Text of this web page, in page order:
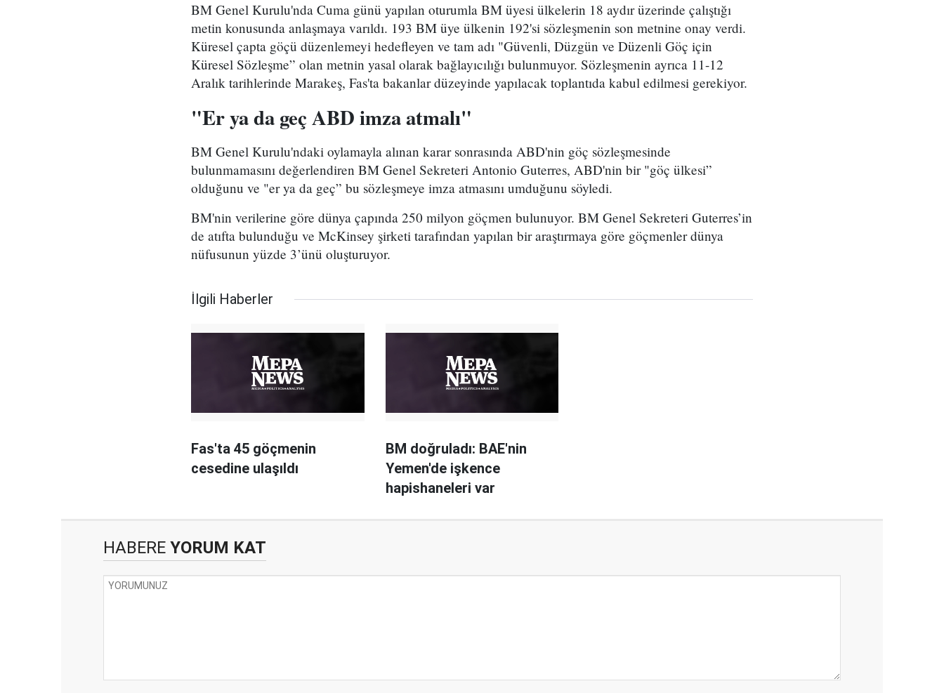
BM Genel Kurulu'nda Cuma günü yapılan oturumla BM üyesi ülkelerin 18 aydır üzerinde çalıştığı
metin konusunda anlaşmaya varıldı. 193 BM üye ülkenin 192'si sözleşmenin son metnine onay verdi.
Küresel çapta göçü düzenlemeyi hedefleyen ve tam adı "Güvenli, Düzgün ve Düzenli Göç için
Küresel Sözleşme” olan metnin yasal olarak bağlayıcılığı bulunmuyor. Sözleşmenin ayrıca 11-12
Aralık tarihlerinde Marakeş, Fas'ta bakanlar düzeyinde yapılacak toplantıda kabul edilmesi gerekiyor.
"Er ya da geç ABD imza atmalı"
BM Genel Kurulu'ndaki oylamayla alınan karar sonrasında ABD'nin göç sözleşmesinde
bulunmamasını değerlendiren BM Genel Sekreteri Antonio Guterres, ABD'nin bir "göç ülkesi”
olduğunu ve "er ya da geç” bu sözleşmeye imza atmasını umduğunu söyledi.
BM'nin verilerine göre dünya çapında 250 milyon göçmen bulunuyor. BM Genel Sekreteri Guterres’in
de atıfta bulunduğu ve McKinsey şirketi tarafından yapılan bir araştırmaya göre göçmenler dünya
nüfusunun yüzde 3’ünü oluşturuyor.
İlgili Haberler
Fas'ta 45 göçmenin
cesedine ulaşıldı
BM doğruladı: BAE'nin
Yemen'de işkence
hapishaneleri var
HABERE YORUM KAT